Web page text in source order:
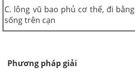
C. lông vũ bao phủ cơ thể,
sống trên cạn
Phương pháp giải